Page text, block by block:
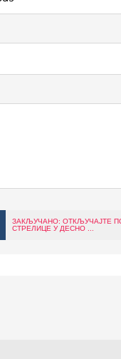
ЗАКЉУЧАНО: ОТКЉУЧАЈТЕ
СТРЕЛИЦЕ У ДЕСНО ...